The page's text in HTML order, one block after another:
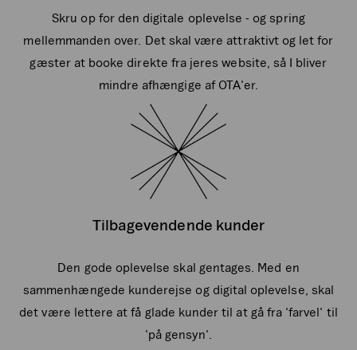
Skru op for den digitale oplevelse - og spring
mellemmanden over. Det skal være attraktivt og let for
gæster at booke direkte fra jeres website, så I bliver
mindre afhængige af OTA'er.
Tilbagevendende kunder
Den gode oplevelse skal gentages. Med en
sammenhængede kunderejse og digital oplevelse, skal
det være lettere at få glade kunder til at gå fra 'farvel' til
'på gensyn'.